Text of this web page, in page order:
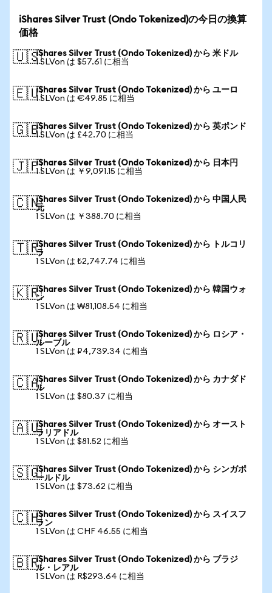
iShares Silver Trust (Ondo Tokenized)の今日の換算
価格
🇺🇸iShares Silver Trust (Ondo Tokenized) から 米ドル
1 SLVon は $57.61 に相当
🇪🇺iShares Silver Trust (Ondo Tokenized) から ユーロ
1 SLVon は €49.85 に相当
🇬🇧iShares Silver Trust (Ondo Tokenized) から 英ポンド
1 SLVon は £42.70 に相当
🇯🇵iShares Silver Trust (Ondo Tokenized) から 日本円
1 SLVon は ￥9,091.15 に相当
🇨🇳iShares Silver Trust (Ondo Tokenized) から 中国人民
元
1 SLVon は ￥388.70 に相当
🇹🇷iShares Silver Trust (Ondo Tokenized) から トルコリ
ラ
1 SLVon は ₺2,747.74 に相当
🇰🇷iShares Silver Trust (Ondo Tokenized) から 韓国ウォ
ン
1 SLVon は ₩81,108.54 に相当
🇷🇺iShares Silver Trust (Ondo Tokenized) から ロシア・
ルーブル
1 SLVon は ₽4,739.34 に相当
🇨🇦iShares Silver Trust (Ondo Tokenized) から カナダド
ル
1 SLVon は $80.37 に相当
🇦🇺iShares Silver Trust (Ondo Tokenized) から オースト
ラリアドル
1 SLVon は $81.52 に相当
🇸🇬iShares Silver Trust (Ondo Tokenized) から シンガポ
ールドル
1 SLVon は $73.62 に相当
🇨🇭iShares Silver Trust (Ondo Tokenized) から スイスフ
ラン
1 SLVon は CHF 46.55 に相当
🇧🇷iShares Silver Trust (Ondo Tokenized) から ブラジ
ル・レアル
1 SLVon は R$293.64 に相当